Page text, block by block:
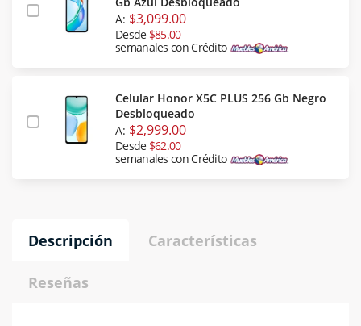
A: $3,099.00
Desde $85.00
semanales con Crédito
Celular Honor X5C PLUS 256 Gb Negro
Desbloqueado
A: $2,999.00
Desde $62.00
semanales con Crédito
Descripción Características
Reseñas